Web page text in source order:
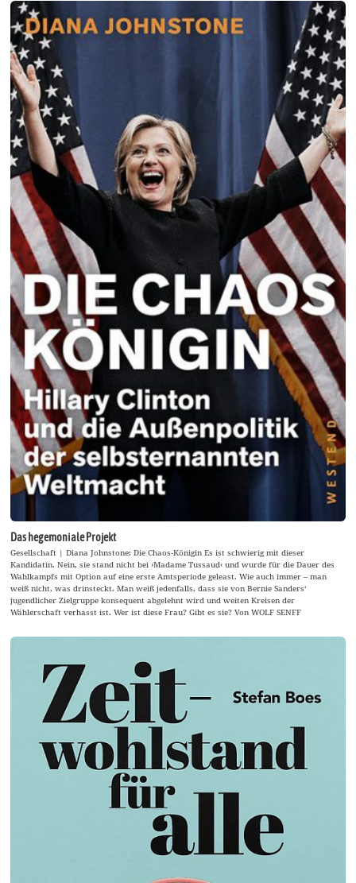
Das hegemoniale Projekt
Gesellschaft | Diana Johnstone: Die Chaos-Königin Es ist schwierig mit dieser
Kandidatin. Nein, sie stand nicht bei ›Madame Tussaud‹ und wurde für die Dauer des
Wahlkampfs mit Option auf eine erste Amtsperiode geleast. Wie auch immer – man
weiß nicht, was drinsteckt. Man weiß jedenfalls, dass sie von Bernie Sanders‘
jugendlicher Zielgruppe konsequent abgelehnt wird und weiten Kreisen der
Wählerschaft verhasst ist. Wer ist diese Frau? Gibt es sie? Von WOLF SENFF